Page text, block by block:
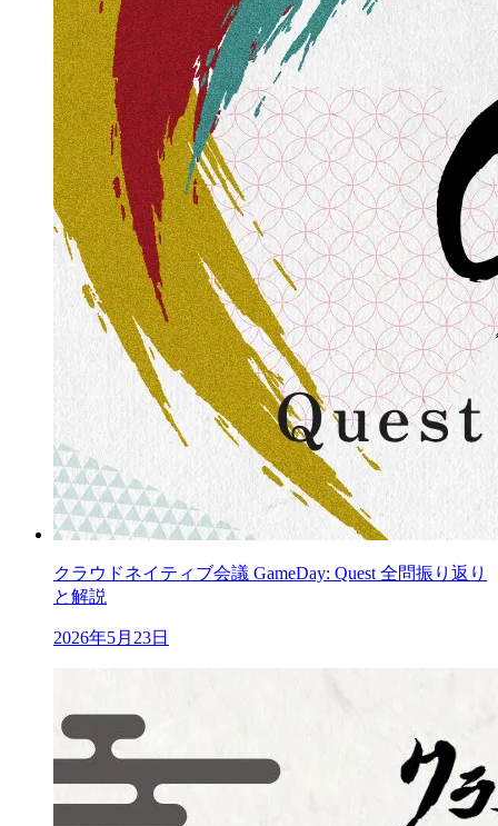
クラウドネイティブ会議 GameDay: Quest 全問振り返り
と解説
2026年5月23日